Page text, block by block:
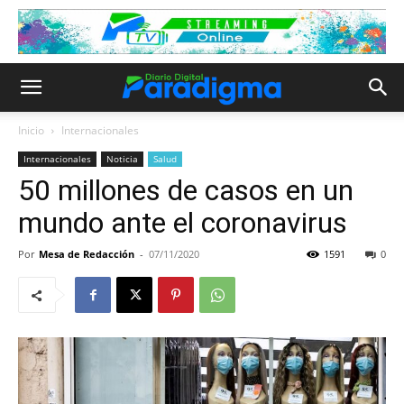
Inicio Internacionales
Internacionales Noticia Salud
50 millones de casos en un
mundo ante el coronavirus
Por Mesa de Redacción - 07/11/2020 0
1591